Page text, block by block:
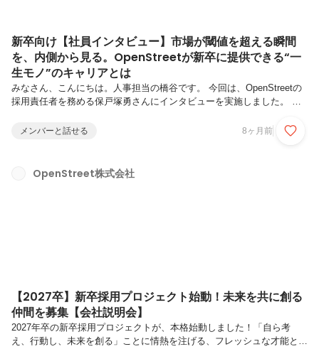
新卒向け【社員インタビュー】市場が閾値を超える瞬間
を、内側から見る。OpenStreetが新卒に提供できる“一
生モノ”のキャリアとは
みなさん、こんにちは。人事担当の橋谷です。 今回は、OpenStreetの
採用責任者を務める保戸塚勇さんにインタビューを実施しました。 現
卒採用」に力を入れるのか。そして、この変化の激しいシェアモビリテ
けていただきました。ぜひ最後までご覧ください！１．移動を「所有」
から「シェア」へ。過度な負担のない快適な生活を創る―まず、
メンバーと話せる 8ヶ月前
OpenStreet株式会社
【2027卒】新卒採用プロジェクト始動！未来を共に創る
仲間を募集【会社説明会】
2027年卒の新卒採用プロジェクトが、本格始動しました！「自ら考
え、行動し、未来を創る」ことに情熱を注げる、フレッシュな才能との